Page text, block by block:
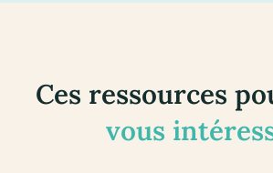
Ces ressources
vous